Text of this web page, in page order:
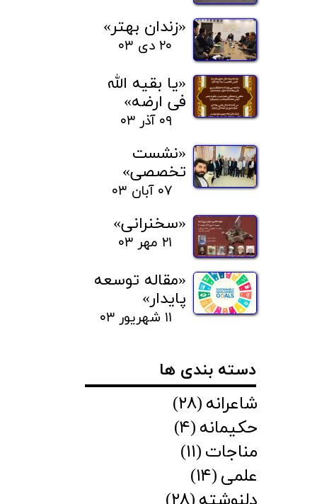
«زندان بهتر»
۲۰ دی ۰۳
«یا بقیه الله
فی ارضه»
۰۹ آذر ۰۳
«نشست
تخصصی»
۰۷ آبان ۰۳
«سخنرانی»
۲۱ مهر ۰۳
«مقاله توسعه
پایدار»
۱۱ شهریور ۰۳
شاعرانه (۲۸)
حکیمانه (۴)
مناجات (۱۱)
علمی (۱۴)
دسته بندی ها